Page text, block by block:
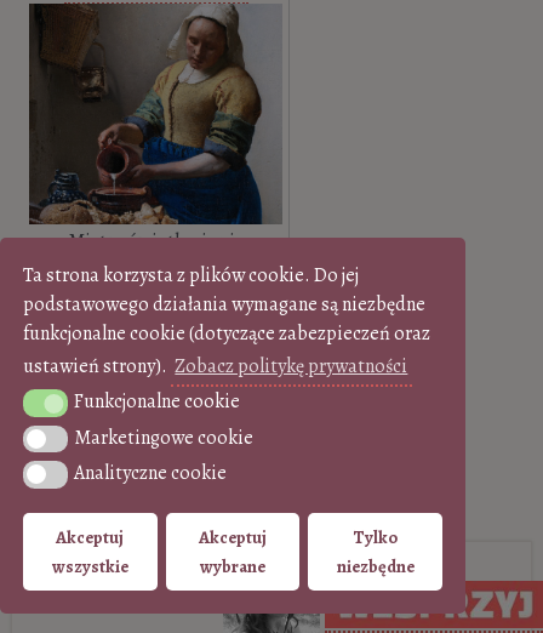
Ta strona korzysta z plików cookie. Do jej
podstawowego działania wymagane są niezbędne
funkcjonalne cookie (dotyczące zabezpieczeń oraz
ustawień strony). Zobacz politykę prywatności
Funkcjonalne cookie
Funkcjonalne cookie
Marketingowe cookie
Marketingowe cookie
Analityczne cookie
Analityczne cookie
Akceptuj
wszystkie
Akceptuj
wybrane
Tylko
niezbędne
Mistrz światłocienia
ludzkich dusz. Johannes
Vermeer van Delft
Dziennik włoski – Florencja
Info Lista artykułów